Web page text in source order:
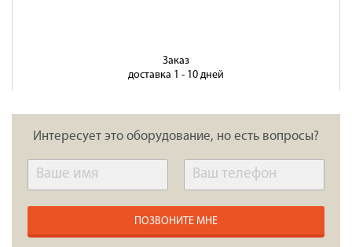
Заказ
доставка 1 - 10 дней
Интересует это оборудование, но есть вопросы?
ПОЗВОНИТЕ МНЕ